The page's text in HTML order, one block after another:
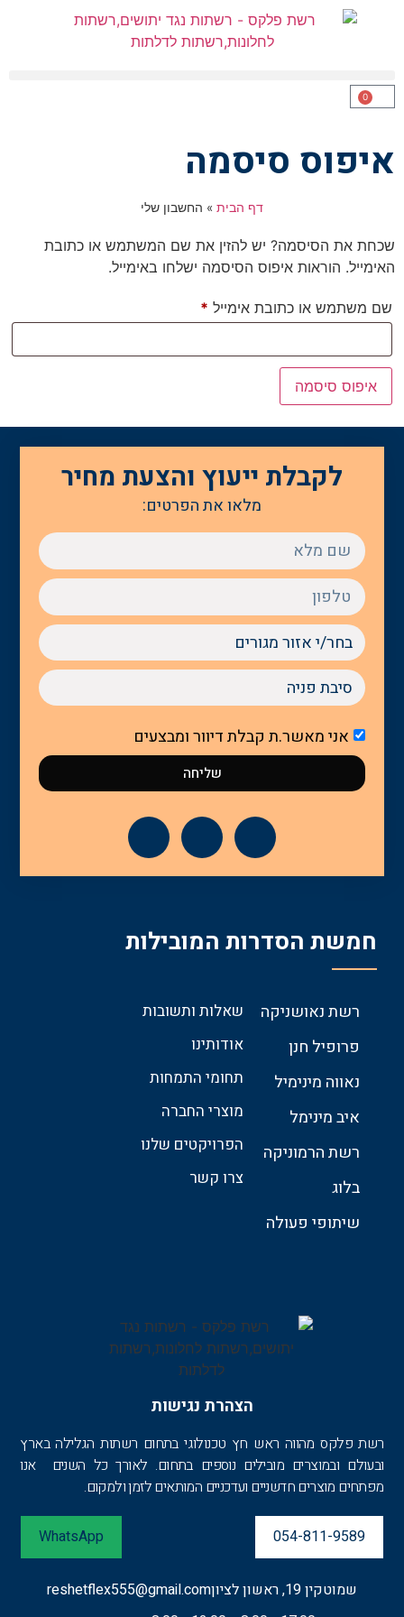
0
איפוס סיסמה
דף הבית » החשבון שלי
שכחת את הסיסמה? יש להזין את שם המשתמש או כתובת
האימייל. הוראות איפוס הסיסמה ישלחו באימייל.
שם משתמש או כתובת אימייל *
איפוס סיסמה
לקבלת ייעוץ והצעת מחיר
מלאו את הפרטים:
אני מאשר.ת קבלת דיוור ומבצעים
שליחה
חמשת הסדרות המובילות
רשת נאושניקה
פרופיל חנן
נאווה מינימיל
איב מינימל
רשת הרמוניקה
בלוג
שיתופי פעולה
שאלות ותשובות
אודותינו
תחומי התמחות
מוצרי החברה
הפרויקטים שלנו
צרו קשר
הצהרת נגישות
רשת פלקס מהווה ראש חץ טכנולוגי בתחום רשתות הגלילה בארץ
ובעולם ובמוצרים מובילים נוספים בתחום. לאורך כל השנים אנו
מפתחים מוצרים חדשניים ועדכניים המותאים לזמן ולמקום.
054-811-9589
WhatsApp
שמוטקין 19, ראשון לציון
reshetflex555@gmail.com